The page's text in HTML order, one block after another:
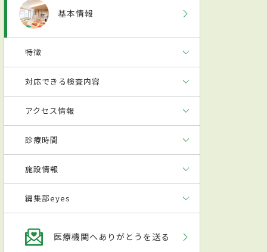
基本情報
特徴
対応できる検査内容
アクセス情報
診療時間
施設情報
編集部eyes
医療機関へありがとうを送る